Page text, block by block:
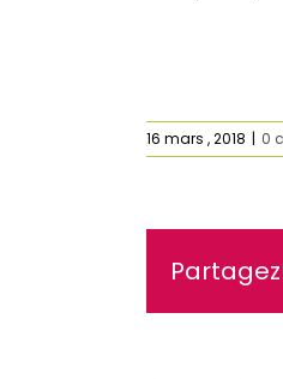
16 mars , 2018 | 0